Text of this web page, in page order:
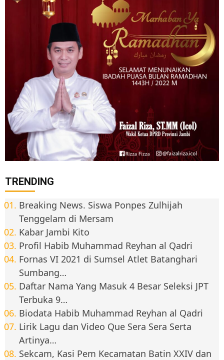
TRENDING
Breaking News. Siswa Ponpes Zulhijah
Tenggelam di Mersam
Kabar Jambi Kito
Profil Habib Muhammad Reyhan al Qadri
Fornas VI 2021 di Sumsel Atlet Batanghari
Sumbang…
Daftar Nama Yang Masuk 4 Besar Seleksi JPT
Terbuka 9…
Biodata Habib Muhammad Reyhan al Qadri
Lirik Lagu dan Video Que Sera Sera Serta
Artinya…
Sekcam, Kasi Pem Kecamatan Batin XXIV dan